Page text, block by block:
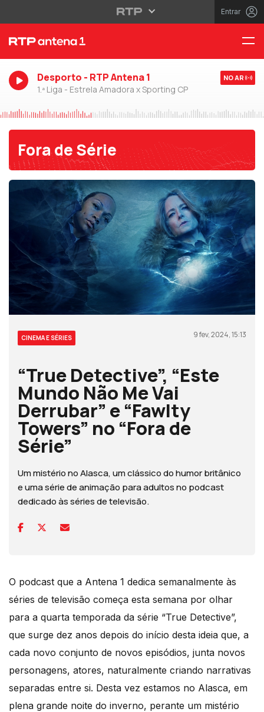
Entrar
Desporto - RTP Antena 1
1.ª Liga - Estrela Amadora x Sporting CP
NO AR
Fora de Série
CINEMA E SÉRIES 9 fev, 2024, 15:13
“True Detective”, “Este
Mundo Não Me Vai
Derrubar” e “Fawlty
Towers” no “Fora de
Série”
Um mistério no Alasca, um clássico do humor britânico
e uma série de animação para adultos no podcast
dedicado às séries de televisão.
O podcast que a Antena 1 dedica semanalmente às
séries de televisão começa esta semana por olhar
para a quarta temporada da série “True Detective”,
que surge dez anos depois do início desta ideia que, a
cada novo conjunto de novos episódios, junta novos
personagens, atores, naturalmente criando narrativas
separadas entre si. Desta vez estamos no Alasca, em
plena grande noite do inverno, perante um mistério